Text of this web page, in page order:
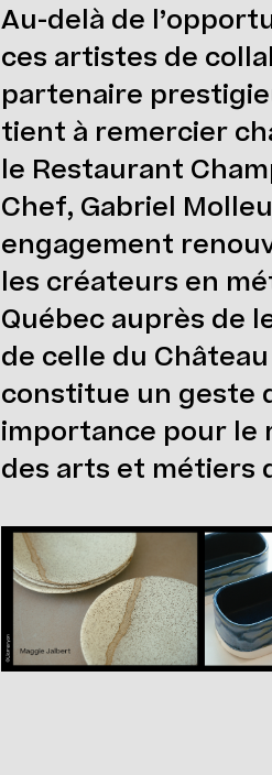
Au-delà de
ces artistes de
partenaire
tient à remercier
le Restaurant
Chef, Gabriel
engagement
les créateurs en
Québec auprès de
de celle du
constitue un geste
importance pour le
des arts et métiers